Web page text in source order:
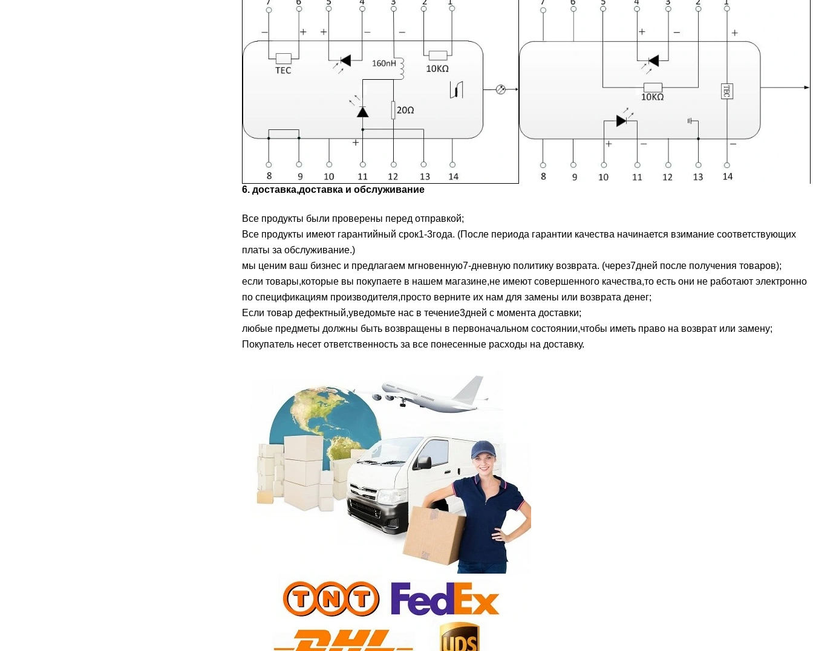
6. доставка,доставка и обслуживание
Все продукты были проверены перед отправкой;
Все продукты имеют гарантийный срок1-3года. (После периода гарантии качества начинается взимание соответствующих
платы за обслуживание.)
мы ценим ваш бизнес и предлагаем мгновенную7-дневную политику возврата. (через7дней после получения товаров);
если товары,которые вы покупаете в нашем магазине,не имеют совершенного качества,то есть они не работают электронно
по спецификациям производителя,просто верните их нам для замены или возврата денег;
Если товар дефектный,уведомьте нас в течение3дней с момента доставки;
любые предметы должны быть возвращены в первоначальном состоянии,чтобы иметь право на возврат или замену;
Покупатель несет ответственность за все понесенные расходы на доставку.